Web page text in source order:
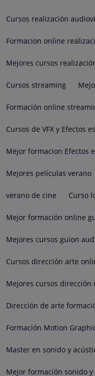
Cursos realización
Formacion online
Mejores cursos
Cursos streaming
Formación online
Cursos de VFX y Efectos
Mejor formacion Efectos
Mejores películas verano
verano de cine Curso
Mejor formación online
Mejores cursos guion
Cursos dirección arte
Mejores cursos dirección
Dirección de arte
Formación Motion
Master en sonido y
Mejor formación sonido y